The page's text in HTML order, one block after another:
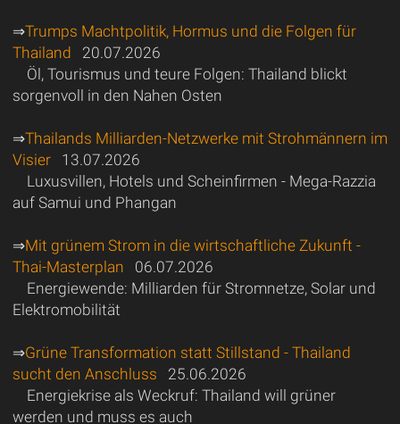
⇒Trumps Machtpolitik, Hormus und die Folgen für
Thailand 20.07.2026
Öl, Tourismus und teure Folgen: Thailand blickt
sorgenvoll in den Nahen Osten
⇒Thailands Milliarden-Netzwerke mit Strohmännern im
Visier13.07.2026
Luxusvillen, Hotels und Scheinfirmen - Mega-Razzia
auf Samui und Phangan
⇒Mit grünem Strom in die wirtschaftliche Zukunft -
Thai-Masterplan 06.07.2026
Energiewende: Milliarden für Stromnetze, Solar und
Elektromobilität
⇒Grüne Transformation statt Stillstand - Thailand
sucht den Anschluss 25.06.2026
Energiekrise als Weckruf: Thailand will grüner
werden und muss es auch